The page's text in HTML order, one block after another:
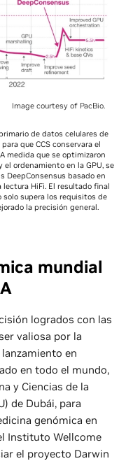
Image courtesy of PacBio.
de datos celulares de
que CCS conservara el
medida que se optimizaron
ordenamiento en la GPU, se
DeepConsensus basado en
HiFi. El resultado final
supera los requisitos de
la precisión general.
mundial
logrados con las
valiosa por la
en
en todo el mundo,
y Ciencias de la
de Dubái, para
genómica en
Instituto Wellcome
el proyecto Darwin